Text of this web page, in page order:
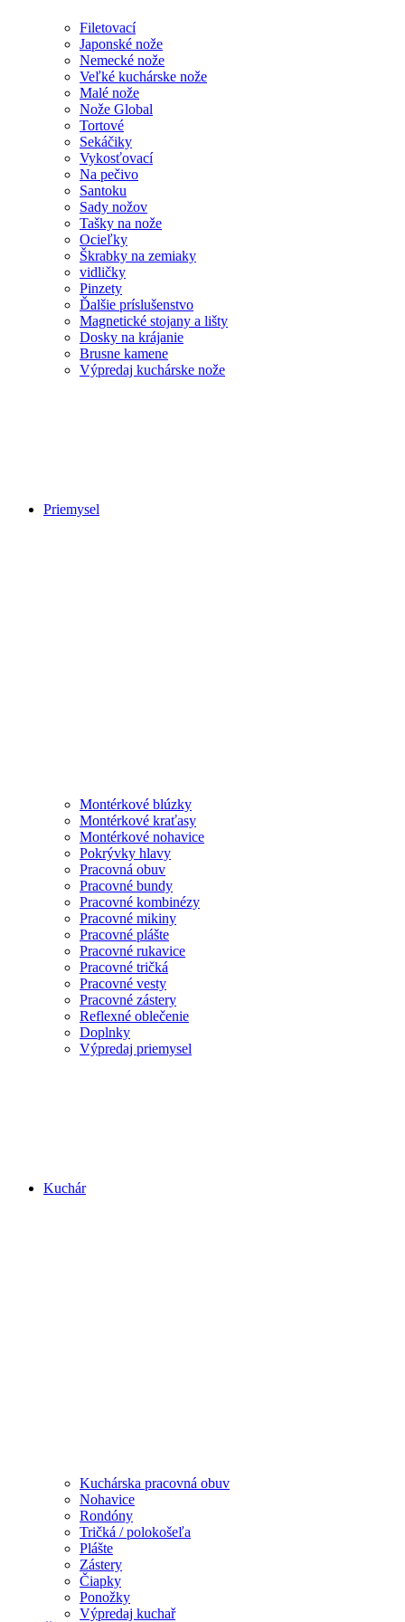
Filetovací
Japonské nože
Nemecké nože
Veľké kuchárske nože
Malé nože
Nože Global
Tortové
Sekáčiky
Vykosťovací
Na pečivo
Santoku
Sady nožov
Tašky na nože
Ocieľky
Škrabky na zemiaky
vidličky
Pinzety
Ďalšie príslušenstvo
Magnetické stojany a lišty
Dosky na krájanie
Brusne kamene
Výpredaj kuchárske nože
Priemysel
Montérkové blúzky
Montérkové kraťasy
Montérkové nohavice
Pokrývky hlavy
Pracovná obuv
Pracovné bundy
Pracovné kombinézy
Pracovné mikiny
Pracovné plášte
Pracovné rukavice
Pracovné tričká
Pracovné vesty
Pracovné zástery
Reflexné oblečenie
Doplnky
Výpredaj priemysel
Kuchár
Kuchárska pracovná obuv
Nohavice
Rondóny
Tričká / polokošeľa
Plášte
Zástery
Čiapky
Ponožky
Výpredaj kuchař